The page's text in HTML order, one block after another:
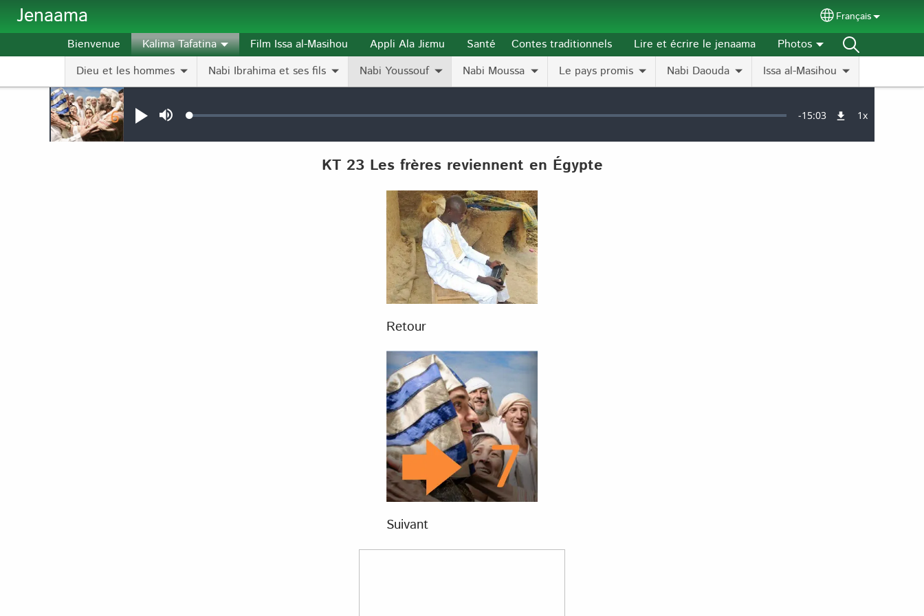
Aller au contenu principal
Jenaama Select your
Français
Bienvenue
Kalima Tafatina
Dieu et les hommes
Nabi Ibrahima et ses fils Nabi Youssouf Nabi Moussa Le pays promis Nabi Daouda Issa al-Masihou
Film Issa al-Masihou Appli Ala Jiɛmu Santé Contes traditionnels Lire et écrire le jenaama Photos
Audio file
JouerSourdineLoaded: Remaining
Time
-15:03 1xVitesse
lecture
KT 23 Les frères reviennent en Égypte
Retour
Suivant